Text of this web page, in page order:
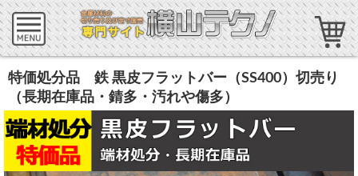
特価処分品 鉄 黒皮フラットバー（SS400）切売り
（長期在庫品・錆多・汚れや傷多）